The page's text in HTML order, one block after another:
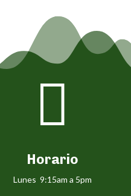

Horario
Lunes 9:15am a 5pm